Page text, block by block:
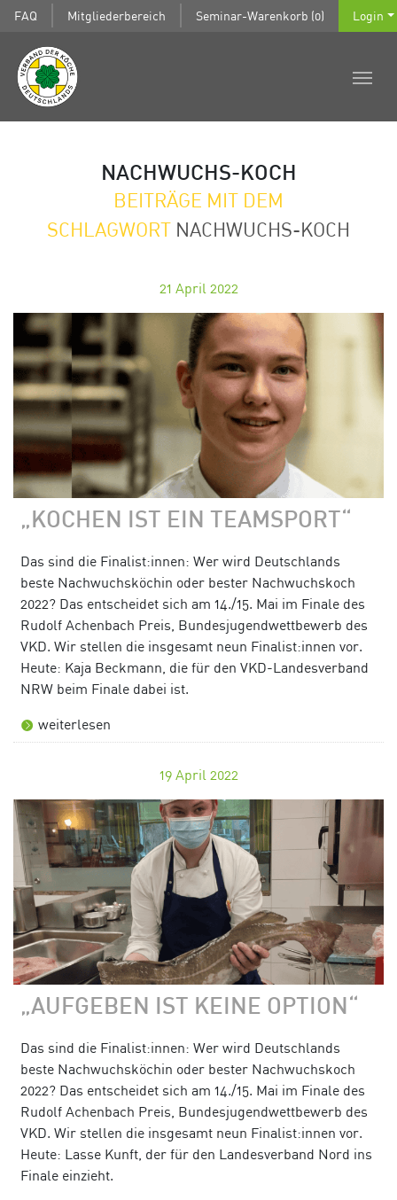
FAQ Mitgliederbereich Seminar-Warenkorb (0) Login
NACHWUCHS-KOCH
BEITRÄGE MIT DEM
SCHLAGWORT NACHWUCHS-KOCH
21 April 2022
„KOCHEN IST EIN TEAMSPORT“
Das sind die Finalist:innen: Wer wird Deutschlands
beste Nachwuchsköchin oder bester Nachwuchskoch
2022? Das entscheidet sich am 14./15. Mai im Finale des
Rudolf Achenbach Preis, Bundesjugendwettbewerb des
VKD. Wir stellen die insgesamt neun Finalist:innen vor.
Heute: Kaja Beckmann, die für den VKD-Landesverband
NRW beim Finale dabei ist.
weiterlesen
19 April 2022
„AUFGEBEN IST KEINE OPTION“
Das sind die Finalist:innen: Wer wird Deutschlands
beste Nachwuchsköchin oder bester Nachwuchskoch
2022? Das entscheidet sich am 14./15. Mai im Finale des
Rudolf Achenbach Preis, Bundesjugendwettbewerb des
VKD. Wir stellen die insgesamt neun Finalist:innen vor.
Heute: Lasse Kunft, der für den Landesverband Nord ins
Finale einzieht.